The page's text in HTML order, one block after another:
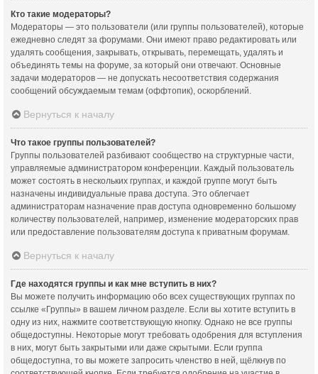
Кто такие модераторы?
Модераторы — это пользователи (или группы пользователей), которые
ежедневно следят за форумами. Они имеют право редактировать или
удалять сообщения, закрывать, открывать, перемещать, удалять и
объединять темы на форуме, за который они отвечают. Основные
задачи модераторов — не допускать несоответствия содержания
сообщений обсуждаемым темам (оффтопик), оскорблений.
Вернуться к началу
Что такое группы пользователей?
Группы пользователей разбивают сообщество на структурные части,
управляемые администратором конференции. Каждый пользователь
может состоять в нескольких группах, и каждой группе могут быть
назначены индивидуальные права доступа. Это облегчает
администраторам назначение прав доступа одновременно большому
количеству пользователей, например, изменение модераторских прав
или предоставление пользователям доступа к приватным форумам.
Вернуться к началу
Где находятся группы и как мне вступить в них?
Вы можете получить информацию обо всех существующих группах по
ссылке «Группы» в вашем личном разделе. Если вы хотите вступить в
одну из них, нажмите соответствующую кнопку. Однако не все группы
общедоступны. Некоторые могут требовать одобрения для вступления
в них, могут быть закрытыми или даже скрытыми. Если группа
общедоступна, то вы можете запросить членство в ней, щёлкнув по